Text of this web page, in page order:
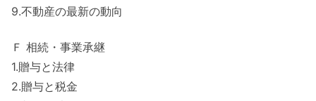
9.不動産の最新の動向
Ｆ 相続・事業承継
1.贈与と法律
2.贈与と税金